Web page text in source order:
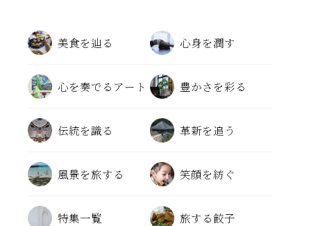
美食を辿る 心身を潤す
心を奏でるアート 豊かさを彩る
伝統を識る 革新を追う
風景を旅する 笑顔を紡ぐ
特集一覧 旅する餃子